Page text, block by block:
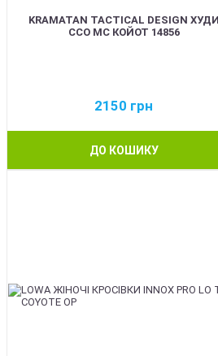
KRAMATAN TACTICAL DESIGN ХУДИ
ССО МС КОЙОТ 14856
2150 грн
ДО КОШИКУ